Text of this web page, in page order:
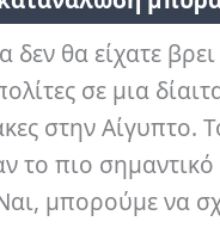
δεν θα είχατε
σε μια
στην Αίγυπτο.
το πιο
μπορούμε να